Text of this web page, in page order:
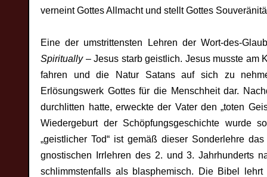
verneint Gottes Allmacht und stellt Gottes
Eine der umstrittensten Lehren der Wort-des-
Spiritually– Jesus starb geistlich. Jesus musste am
fahren und die Natur Satans auf sich zu
Erlösungswerk Gottes für die Menschheit dar.
durchlitten hatte, erweckte der Vater den „toten
Wiedergeburt der Schöpfungsgeschichte wurde
„geistlicher Tod“ ist gemäß dieser Sonderlehre
gnostischen Irrlehren des 2. und 3. Jahrhunderts
schlimmstenfalls als blasphemisch. Die Bibel